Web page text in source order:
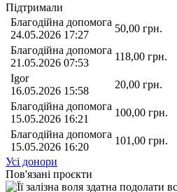
Підтримали
Благодійна допомога
24.05.2026 17:27
50,00 грн.
Благодійна допомога
21.05.2026 07:53
118,00 грн.
Igor
16.05.2026 15:58
20,00 грн.
Благодійна допомога
15.05.2026 16:21
100,00 грн.
Благодійна допомога
15.05.2026 16:20
101,00 грн.
Усі донори
Пов'язані проєкти